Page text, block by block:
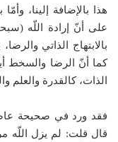
هذا بالإضافة إلينا،
على أنّ إرادة اللّه
بالابتهاج الذاتي
كما أنّ الرضا والسخط
الذات، كالقدرة والعلم
فقد ورد في صحيحة
قال قلت: لم يزل اللّه